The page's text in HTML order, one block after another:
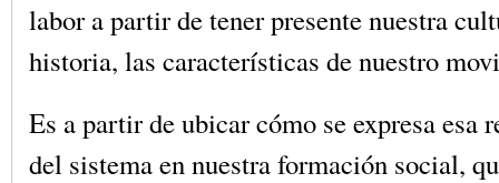
labor a partir de tener presente nuestra
historia, las características de nuestro
Es a partir de ubicar cómo se expresa esa
del sistema en nuestra formación social,